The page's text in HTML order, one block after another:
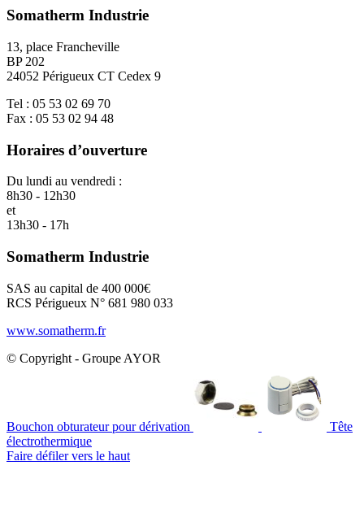
Somatherm Industrie
13, place Francheville
BP 202
24052 Périgueux CT Cedex 9
Tel : 05 53 02 69 70
Fax : 05 53 02 94 48
Horaires d’ouverture
Du lundi au vendredi :
8h30 - 12h30
et
13h30 - 17h
Somatherm Industrie
SAS au capital de 400 000€
RCS Périgueux N° 681 980 033
www.somatherm.fr
© Copyright - Groupe AYOR
Bouchon obturateur pour dérivation
Tête
électrothermique
Faire défiler vers le haut